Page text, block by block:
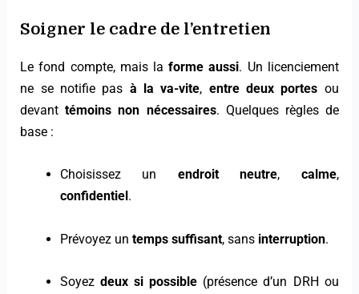
Soigner le cadre de l’entretien
Le fond compte, mais laforme aussi. Un licenciement
ne se notifie pas à la va-vite, entre deux portes ou
devanttémoins non nécessaires. Quelques règles de
base :
Choisissez un endroit neutre, calme,
confidentiel .
Prévoyez un temps suffisant, sans interruption.
Soyez deux si possible (présence d’un DRH ou